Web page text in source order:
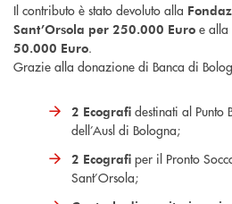
Il contributo è stato devoluto alla
Sant’Orsola per 250.000 Euro e alla
50.000 Euro.
Grazie alla donazione di Banca di
2 Ecografi destinati al Punto
dell’Ausl di Bologna;
2 Ecografi per il Pronto
Sant’Orsola;